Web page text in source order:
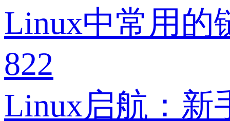
Linux中常用的
822
Linux启航：新